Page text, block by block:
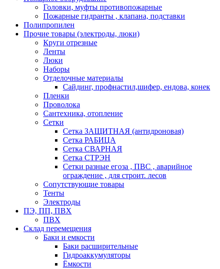
Головки, муфты противопожарные
Пожарные гидранты , клапана, подставки
Полипропилен
Прочие товары (электроды, люки)
Круги отрезные
Ленты
Люки
Наборы
Отделочные материалы
Сайдинг, профнастил,шифер, ендова, конек
Пленки
Проволока
Сантехника, отопление
Сетки
Сетка ЗАЩИТНАЯ (антидроновая)
Сетка РАБИЦА
Сетка СВАРНАЯ
Сетка СТРЭН
Сетки разные егоза , ПВС , аварийное
ограждение , для строит. лесов
Сопутствующие товары
Тенты
Электроды
ПЭ, ПП, ПВХ
ПВХ
Склад перемещения
Баки и емкости
Баки расширительные
Гидроаккумуляторы
Ёмкости